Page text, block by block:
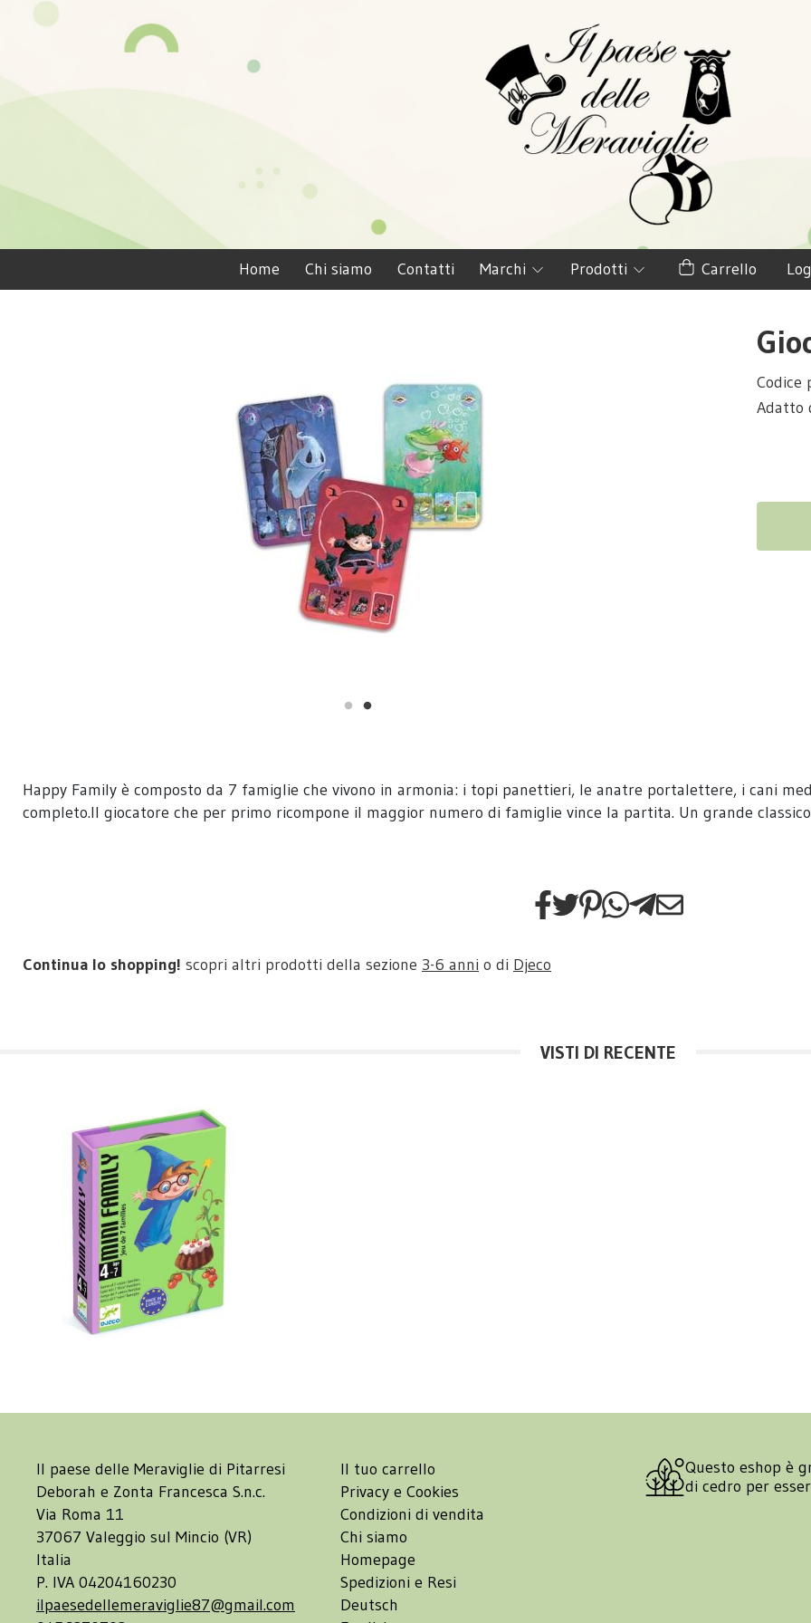
Home Chi siamo Contatti Marchi Prodotti Carrello
Codice
Adatto
Happy Family è composto da 7 famiglie che vivono in armonia: i topi panettieri, le anatre portalettere, i cani
completo.Il giocatore che per primo ricompone il maggior numero di famiglie vince la partita. Un grande
Continua lo shopping! scopri altri prodotti della sezione 3-6 anni o di Djeco
VISTI DI RECENTE
Il paese delle Meraviglie di Pitarresi
Deborah e Zonta Francesca S.n.c.
Via Roma 11
37067 Valeggio sul Mincio (VR)
Italia
P. IVA 04204160230
ilpaesedellemeraviglie87@gmail.com
Il tuo carrello
Privacy e Cookies
Condizioni di vendita
Chi siamo
Homepage
Spedizioni e Resi
Deutsch
Questo eshop è
di cedro per